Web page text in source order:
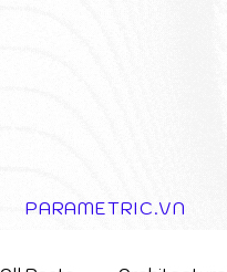
PARAMETRIC.VN